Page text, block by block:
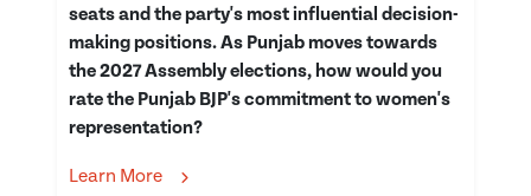
seats and the party's most influential decision-
making positions. As Punjab moves towards
the 2027 Assembly elections, how would you
rate the Punjab BJP's commitment to women's
representation?
Learn More